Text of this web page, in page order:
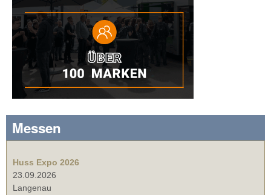
Messen
Huss Expo 2026
23.09.2026
Langenau